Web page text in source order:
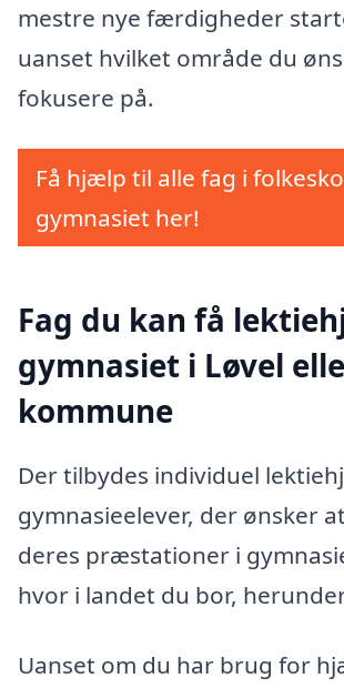
mestre nye færdigheder
uanset hvilket område du
fokusere på.
Få hjælp til alle fag i
gymnasiet her!
Fag du kan få
gymnasiet i Løvel
kommune
Der tilbydes individuel
gymnasieelever, der ønsker
deres præstationer i
hvor i landet du bor,
Uanset om du har brug for